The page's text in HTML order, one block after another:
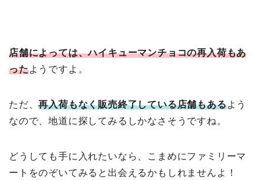
店舗によっては、ハイキューマンチョコの再入荷もあ
ったようですよ。
ただ、再入荷もなく販売終了している店舗もあるよう
なので、地道に探してみるしかなさそうですね。
どうしても手に入れたいなら、こまめにファミリーマ
ートをのぞいてみると出会えるかもしれませんよ！